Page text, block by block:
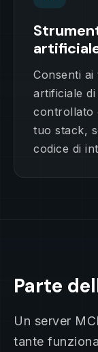
Consenti ai
artificiale
controllato
tuo stack,
codice di
Parte
Un server
tante